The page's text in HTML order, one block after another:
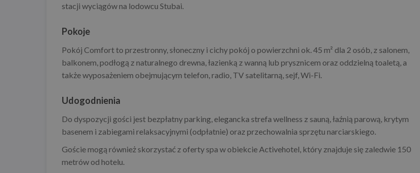
stacji wyciągów na lodowcu Stubai.
Pokoje
Pokój Comfort to przestronny, słoneczny i cichy pokój o powierzchni ok. 45 m² dla 2 osób, z salonem,
balkonem, podłogą z naturalnego drewna, łazienką z wanną lub prysznicem oraz oddzielną toaletą, a
także wyposażeniem obejmującym telefon, radio, TV satelitarną, sejf, Wi-Fi.
Udogodnienia
Do dyspozycji gości jest bezpłatny parking, elegancka strefa wellness z sauną, łaźnią parową, krytym
basenem i zabiegami relaksacyjnymi (odpłatnie) oraz przechowalnia sprzętu narciarskiego.
Goście mogą również skorzystać z oferty spa w obiekcie Activehotel, który znajduje się zaledwie 150
metrów od hotelu.